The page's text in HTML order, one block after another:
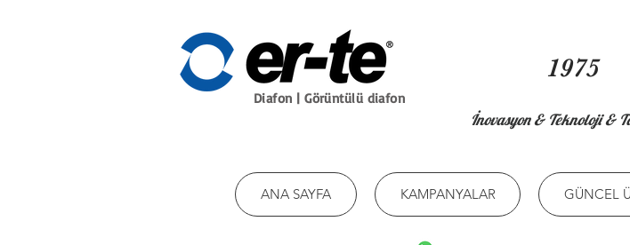
Diafon | Görüntülü diafon
1975
İnovasyon & Teknoloji &
ANA SAYFA KAMPANYALAR GÜNCEL